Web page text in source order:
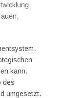
,
,
kann.
des
umgesetzt.